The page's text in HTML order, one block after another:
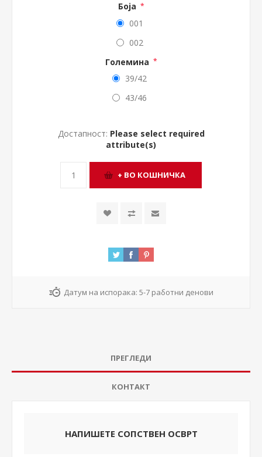
Боја *
001
002
Големина *
39/42
43/46
Достапност: Please select required
attribute(s)
Датум на испорака: 5-7 работни денови
ПРЕГЛЕДИ
КОНТАКТ
НАПИШЕТЕ СОПСТВЕН ОСВРТ